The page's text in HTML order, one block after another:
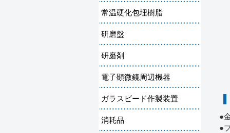
●
●
常温硬化包埋樹脂
研磨盤
研磨剤
電子顕微鏡周辺機器
ガラスビード作製装置
消耗品